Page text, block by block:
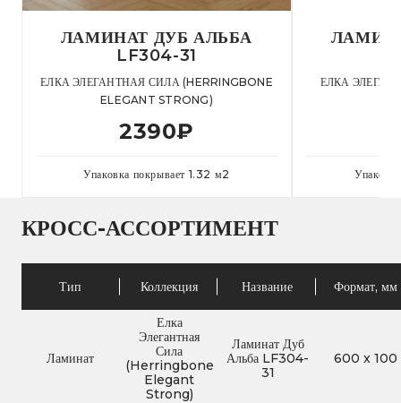
ЛАМИНАТ ДУБ АЛЬБА
LF304-31
ЕЛКА ЭЛЕГАНТНАЯ СИЛА (HERRINGBONE
ELEGANT STRONG)
2390₽
Упаковка покрывает 1.32 м2
ЕЛКА
КРОСС-АССОРТИМЕНТ
Тип Коллекция Название Формат, мм
Ламинат
Елка
Элегантная
Сила
(Herringbone
Elegant
Strong)
Ламинат Дуб
Альба LF304-
31
600 x100